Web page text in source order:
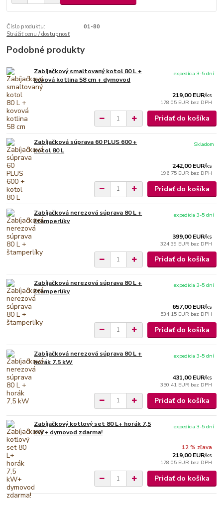
Číslo produktu:
01-80
Strážiť cenu / dostupnosť
Podobné produkty
Zabíjačkový smaltovaný kotol 80 L +
kovová kotlina 58 cm + dymovod
219,00 EUR/ks
178,05 EUR bez DPH
expedícia 3-5 dní
Pridať do košíka
Zabíjačková súprava 60 PLUS 600 +
kotol 80 L
242,00 EUR/ks
196,75 EUR bez DPH
Skladom
Pridať do košíka
Zabíjačková nerezová súprava 80 L +
štamperlíky
399,00 EUR/ks
324,39 EUR bez DPH
expedícia 3-5 dní
Pridať do košíka
Zabíjačková nerezová súprava 80 L +
štamperlíky
657,00 EUR/ks
534,15 EUR bez DPH
expedícia 3-5 dní
Pridať do košíka
Zabíjačková nerezová súprava 80 L +
horák 7,5 kW
431,00 EUR/ks
350,41 EUR bez DPH
expedícia 3-5 dní
Pridať do košíka
Zabíjačkový kotlový set 80 L+ horák 7,5
kW+ dymovod zdarma!
12 % zľava
219,00 EUR/ks
178,05 EUR bez DPH
expedícia 3-5 dní
Pridať do košíka